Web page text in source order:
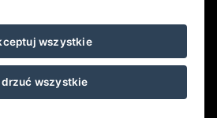
wszystkie
wszystkie